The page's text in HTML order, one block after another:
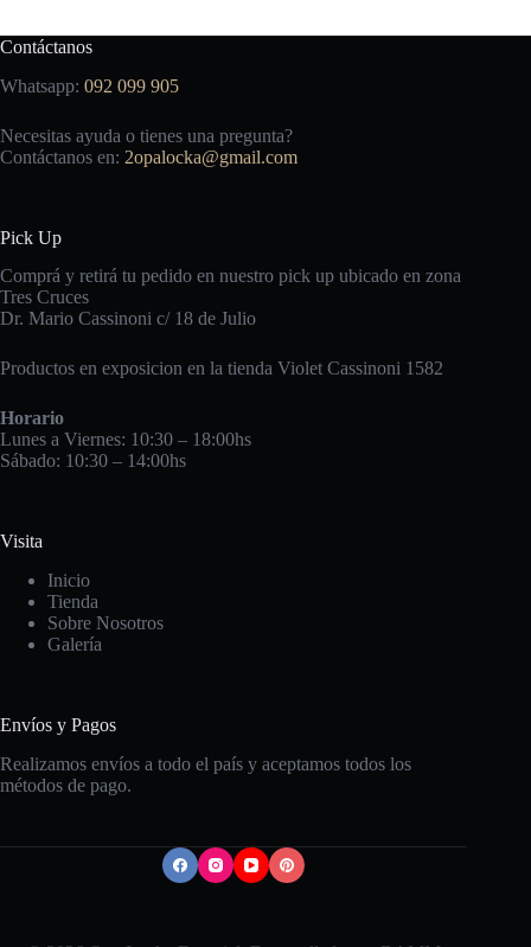
Contáctanos
Whatsapp: 092 099 905
Necesitas ayuda o tienes una pregunta?
Contáctanos en: 2opalocka@gmail.com
Pick Up
Comprá y retirá tu pedido en nuestro pick up ubicado en zona
Tres Cruces
Dr. Mario Cassinoni c/ 18 de Julio
Productos en exposicion en la tienda Violet Cassinoni 1582
Horario
Lunes a Viernes: 10:30 – 18:00hs
Sábado: 10:30 – 14:00hs
Visita
Inicio
Tienda
Sobre Nosotros
Galería
Envíos y Pagos
Realizamos envíos a todo el país y aceptamos todos los
métodos de pago.